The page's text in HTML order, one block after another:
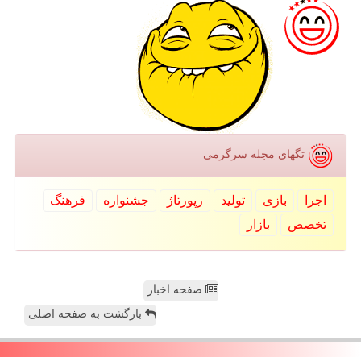
تگهای مجله سرگرمی
اجرا بازی تولید رپورتاژ جشنواره
فرهنگ
تخصص
بازار
صفحه اخبار
بازگشت به صفحه اصلی